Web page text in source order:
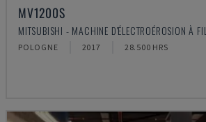
MV1200S
MITSUBISHI - MACHINE D'ÉLECTROÉROSION À FIL
POLOGNE 2017 28.500 HRS